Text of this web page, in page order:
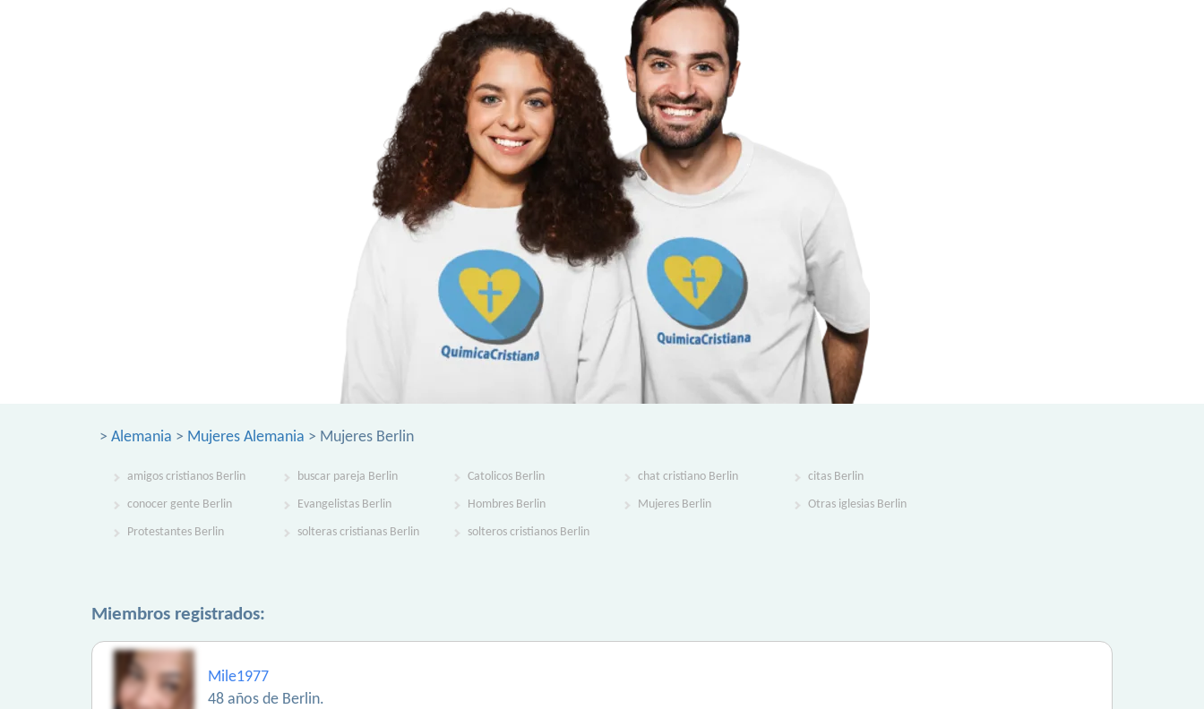
> Alemania > Mujeres Alemania > Mujeres Berlin
amigos cristianos Berlin buscar pareja Berlin Catolicos Berlin chat cristiano Berlin citas Berlin
conocer gente Berlin Evangelistas Berlin Hombres Berlin Mujeres Berlin Otras iglesias Berlin
Protestantes Berlin solteras cristianas Berlin solteros cristianos Berlin
Miembros registrados:
Mile1977
48 años de Berlin.